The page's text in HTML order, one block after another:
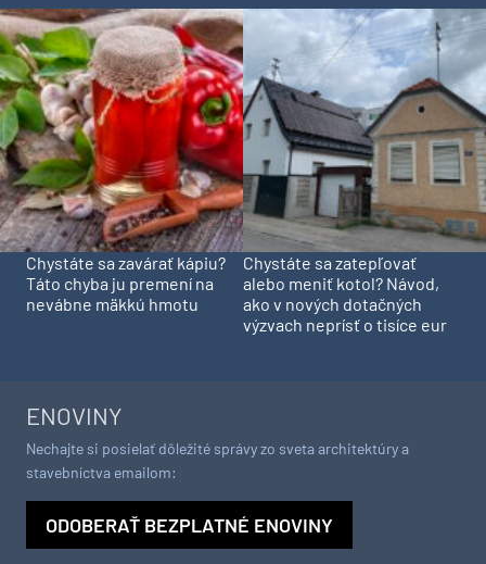
Chystáte sa zavárať kápiu?
Táto chyba ju premení na
nevábne mäkkú hmotu
Chystáte sa zatepľovať
alebo meniť kotol? Návod,
ako v nových dotačných
výzvach neprísť o tisíce eur
ENOVINY
Nechajte si posielať dôležité správy zo sveta architektúry a
stavebníctva emailom:
ODOBERAŤ BEZPLATNÉ ENOVINY